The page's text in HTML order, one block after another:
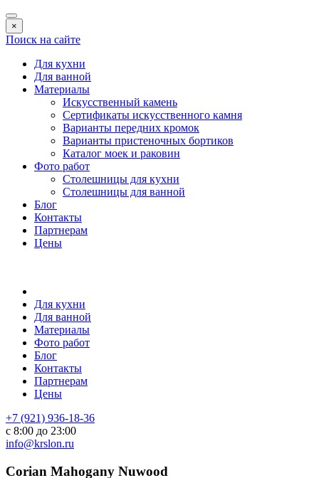
×
Поиск на сайте
Для кухни
Для ванной
Материалы
Искусственный камень
Сертификаты искусственного камня
Варианты передних кромок
Варианты пристеночных бортиков
Каталог моек и раковин
Фото работ
Столешницы для кухни
Столешницы для ванной
Блог
Контакты
Партнерам
Цены
Для кухни
Для ванной
Материалы
Фото работ
Блог
Контакты
Партнерам
Цены
+7 (921) 936-18-36
с 8:00 до 23:00
info@krslon.ru
Corian Mahogany Nuwood